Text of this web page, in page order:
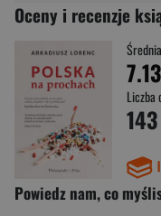
Oceny i recenzje
7.13
Liczba
143
Powiedz nam, co